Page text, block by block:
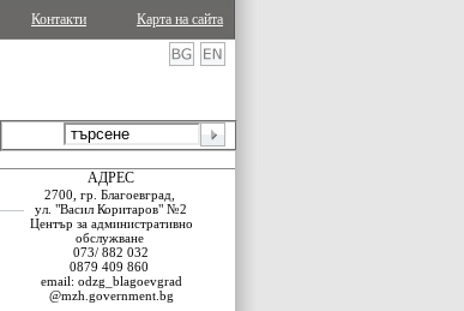
Карта на сайта
Контакти
АДРЕС
2700, гр. Благоевград,
ул. "Васил Коритаров" №2
Център за административно
обслужване
073/ 882 032
0879 409 860
email: odzg_blagoevgrad
@mzh.government.bg